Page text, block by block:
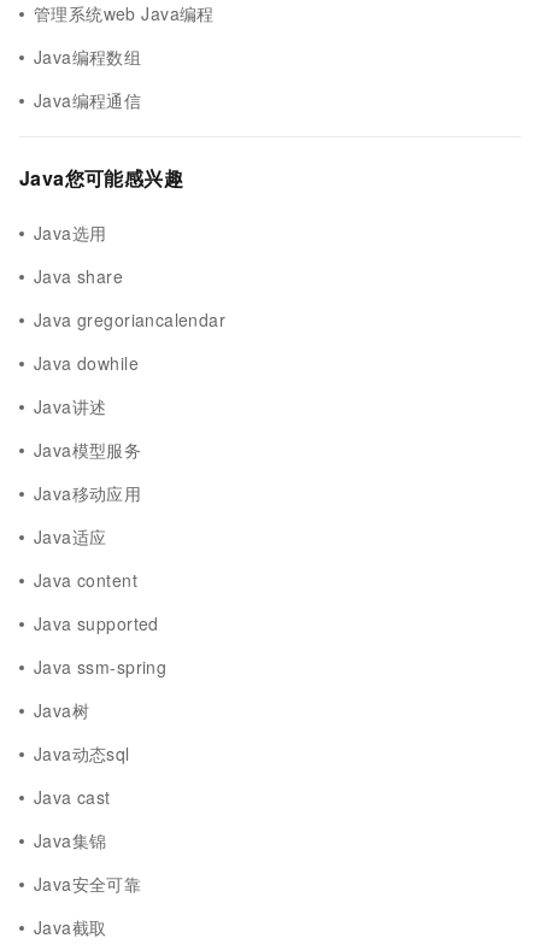
管理系统web Java编程
Java编程数组
Java编程通信
Java您可能感兴趣
Java选用
Java share
Java gregoriancalendar
Java dowhile
Java讲述
Java模型服务
Java移动应用
Java适应
Java content
Java supported
Java ssm-spring
Java树
Java动态sql
Java cast
Java集锦
Java安全可靠
Java截取